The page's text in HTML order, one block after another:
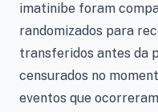
imatinibe foram
randomizados para
transferidos antes da
censurados no
eventos que